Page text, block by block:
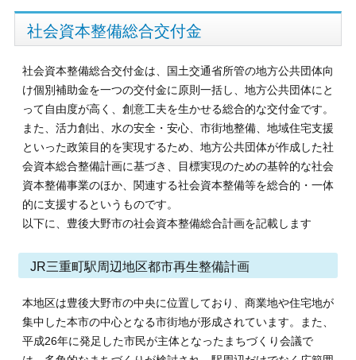
社会資本整備総合交付金
社会資本整備総合交付金は、国土交通省所管の地方公共団体向
け個別補助金を一つの交付金に原則一括し、地方公共団体にと
って自由度が高く、創意工夫を生かせる総合的な交付金です。
また、活力創出、水の安全・安心、市街地整備、地域住宅支援
といった政策目的を実現するため、地方公共団体が作成した社
会資本総合整備計画に基づき、目標実現のための基幹的な社会
資本整備事業のほか、関連する社会資本整備等を総合的・一体
的に支援するというものです。
以下に、豊後大野市の社会資本整備総合計画を記載します
JR三重町駅周辺地区都市再生整備計画
本地区は豊後大野市の中央に位置しており、商業地や住宅地が
集中した本市の中心となる市街地が形成されています。また、
平成26年に発足した市民が主体となったまちづくり会議で